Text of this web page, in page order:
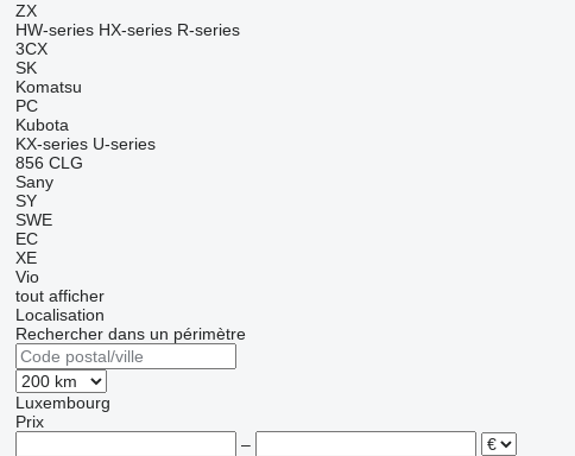
ZX
HW-series HX-series R-series
3CX
SK
Komatsu
PC
Kubota
KX-series U-series
856 CLG
Sany
SY
SWE
EC
XE
Vio
tout afficher
Localisation
Rechercher dans un périmètre
Luxembourg
Prix
–